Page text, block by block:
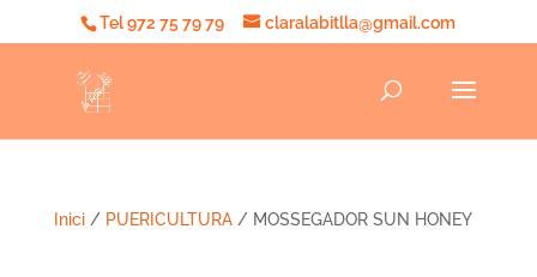
Tel 972 75 79 79 claralabitlla@gmail.com
Inici/ PUERICULTURA/ MOSSEGADOR SUN HONEY